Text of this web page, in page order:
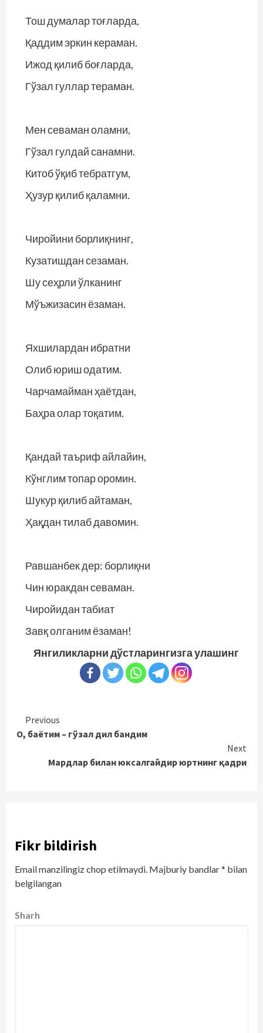
Тош думалар тоғларда,
Қаддим эркин кераман.
Ижод қилиб боғларда,
Гўзал гуллар тераман.
Мен севаман оламни,
Гўзал гулдай санамни.
Китоб ўқиб тебратгум,
Ҳузур қилиб қаламни.
Чиройини борлиқнинг,
Кузатишдан сезаман.
Шу сеҳрли ўлканинг
Мўъжизасин ёзаман.
Яхшилардан ибратни
Олиб юриш одатим.
Чарчамайман ҳаётдан,
Баҳра олар тоқатим.
Қандай таъриф айлайин,
Кўнглим топар оромин.
Шукур қилиб айтаман,
Ҳақдан тилаб давомин.
Равшанбек дер: борлиқни
Чин юракдан севаман.
Чиройидан табиат
Завқ олганим ёзаман!
Янгиликларни дўстларингизга улашинг
Continue
Reading
Previous
О, баётим – гўзал дил бандим
Next
Мардлар билан юксалгайдир юртнинг қадри
Fikr bildirish
Email manzilingiz chop etilmaydi. Majburiy bandlar* bilan
belgilangan
Sharh